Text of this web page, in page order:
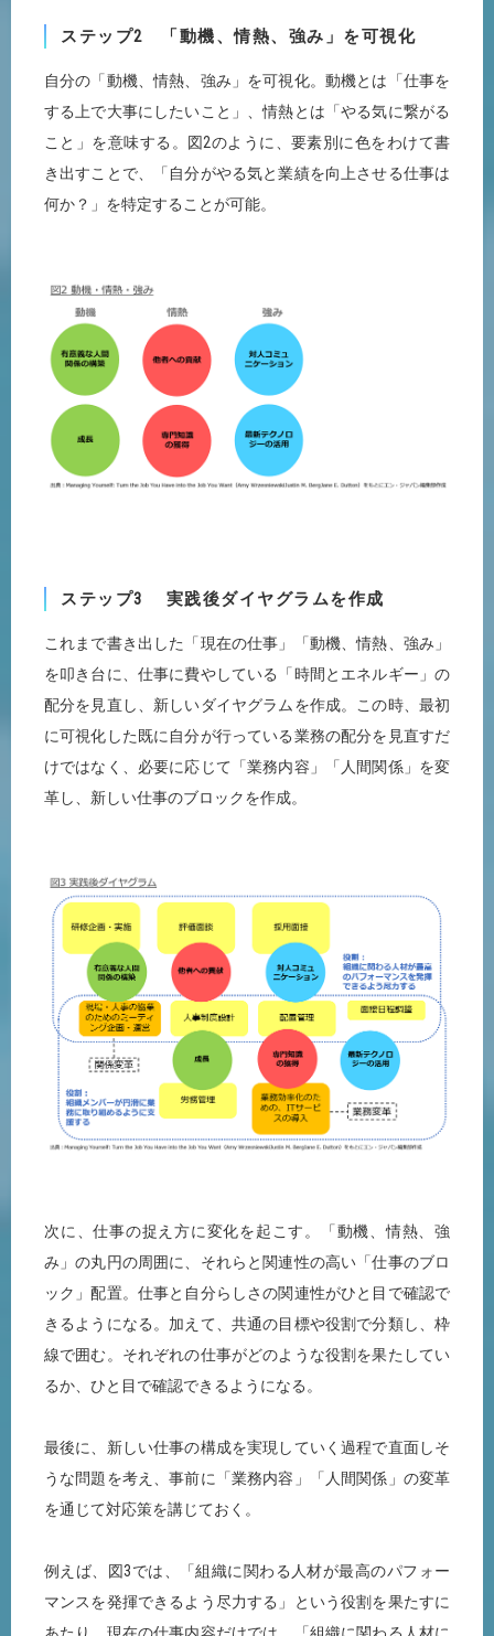
ステップ2 「動機、情熱、強み」を可視化
自分の「動機、情熱、強み」を可視化。動機とは「仕事を
する上で大事にしたいこと」、情熱とは「やる気に繋がる
こと」を意味する。図2のように、要素別に色をわけて書
き出すことで、「自分がやる気と業績を向上させる仕事は
何か？」を特定することが可能。
ステップ3 実践後ダイヤグラムを作成
これまで書き出した「現在の仕事」「動機、情熱、強み」
を叩き台に、仕事に費やしている「時間とエネルギー」の
配分を見直し、新しいダイヤグラムを作成。この時、最初
に可視化した既に自分が行っている業務の配分を見直すだ
けではなく、必要に応じて「業務内容」「人間関係」を変
革し、新しい仕事のブロックを作成。
次に、仕事の捉え方に変化を起こす。「動機、情熱、強
み」の丸円の周囲に、それらと関連性の高い「仕事のブロ
ック」配置。仕事と自分らしさの関連性がひと目で確認で
きるようになる。加えて、共通の目標や役割で分類し、枠
線で囲む。それぞれの仕事がどのような役割を果たしてい
るか、ひと目で確認できるようになる。
最後に、新しい仕事の構成を実現していく過程で直面しそ
うな問題を考え、事前に「業務内容」「人間関係」の変革
を通じて対応策を講じておく。
例えば、図3では、「組織に関わる人材が最高のパフォー
マンスを発揮できるよう尽力する」という役割を果たすに
あたり、現在の仕事内容だけでは、「組織に関わる人材に